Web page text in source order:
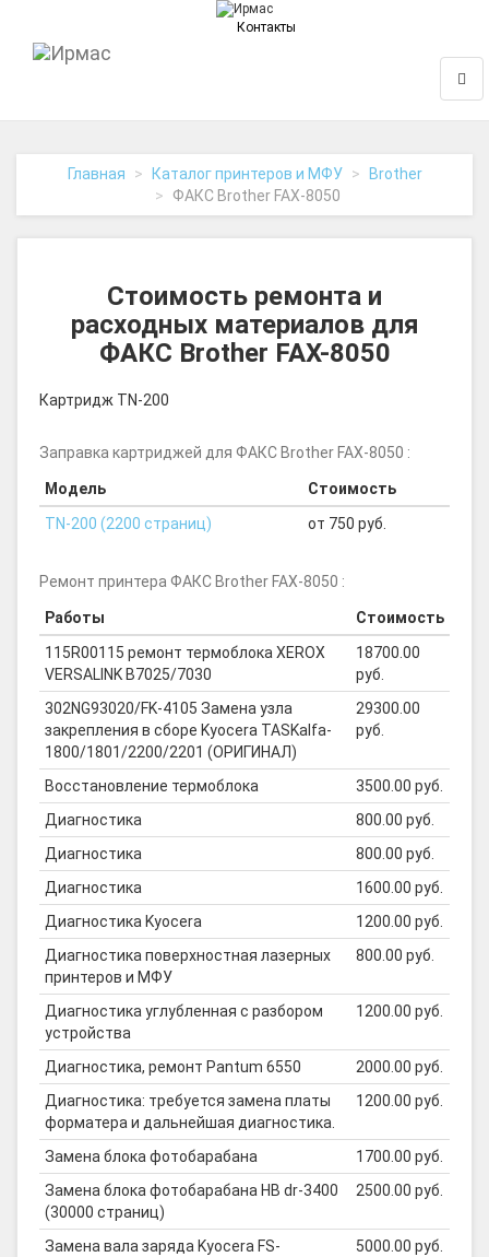
Контакты
Главная Каталог принтеров и МФУ
Brother
ФАКС Brother FAX-8050
Стоимость ремонта и
расходных материалов для
ФАКС Brother FAX-8050
Картридж TN-200
Заправка картриджей для ФАКС Brother FAX-8050 :
Модель
Стоимость
TN-200 (2200 страниц)
от 750 руб.
Ремонт принтера ФАКС Brother FAX-8050 :
Работы
Стоимость
115R00115 ремонт термоблока XEROX
VERSALINK B7025/7030
18700.00
руб.
302NG93020/FK-4105 Замена узла
закрепления в сборе Kyocera TASKalfa-
1800/1801/2200/2201 (ОРИГИНАЛ)
29300.00
руб.
Восстановление термоблока
3500.00 руб.
Диагностика
800.00 руб.
Диагностика
800.00 руб.
Диагностика
1600.00 руб.
Диагностика Kyocera
1200.00 руб.
Диагностика поверхностная лазерных
принтеров и МФУ
800.00 руб.
Диагностика углубленная с разбором
устройства
1200.00 руб.
Диагностика, ремонт Pantum 6550
2000.00 руб.
Диагностика: требуется замена платы
форматера и дальнейшая диагностика.
1200.00 руб.
Замена блока фотобарабана
1700.00 руб.
Замена блока фотобарабана HB dr-3400
(30000 страниц)
2500.00 руб.
Замена вала заряда Kyocera FS-
5000.00 руб.